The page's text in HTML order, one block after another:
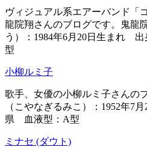
ヴィジュアル系エアーバンド「
龍院翔さんのブログです。鬼龍
う）：1984年6月20日生まれ
型
小柳ルミ子
歌手、女優の小柳ルミ子さんの
（こやなぎるみこ）：1952年7
県 血液型：A型
ミナセ (ダウト)